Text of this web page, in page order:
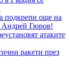
подкрепи още на
Андрей Гюров!
атаките
ракети през